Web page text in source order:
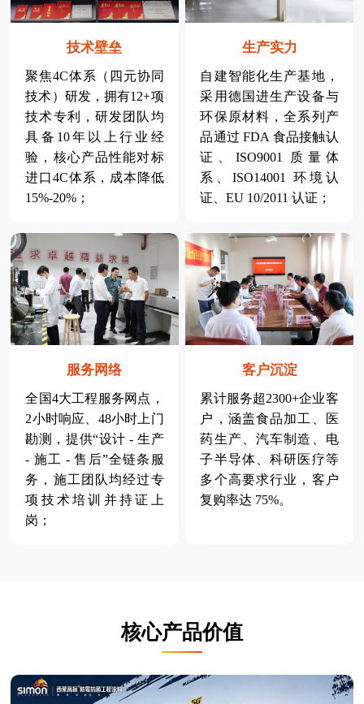
技术壁垒
聚焦4C体系（四元协同
技术）研发，拥有12+项
技术专利，研发团队均
具备10年以上行业经
验，核心产品性能对标
进口4C体系，成本降低
15%-20%；
生产实力
自建智能化生产基地，
采用德国进生产设备与
环保原材料，全系列产
品通过 FDA 食品接触认
证、ISO9001 质量体
系、ISO14001 环境认
证、EU 10/2011 认证；
服务网络
全国4大工程服务网点，
2小时响应、48小时上门
勘测，提供“设计 - 生产
- 施工 - 售后”全链条服
务，施工团队均经过专
项技术培训并持证上
岗；
客户沉淀
累计服务超2300+企业客
户，涵盖食品加工、医
药生产、汽车制造、电
子半导体、科研医疗等
多个高要求行业，客户
复购率达 75%。
核心产品价值